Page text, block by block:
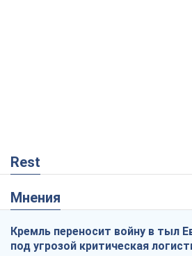
Rest
Мнения
Кремль переносит войну в тыл
под угрозой критическая